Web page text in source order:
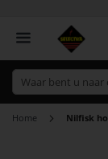
Home Nilfisk